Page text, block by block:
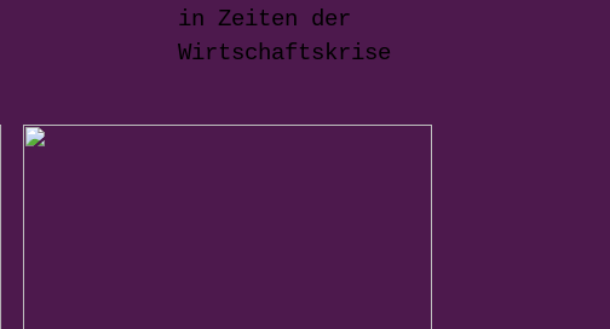
in Zeiten der
Wirtschaftskrise